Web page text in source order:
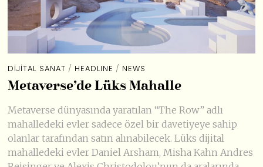
DIJITAL SANAT / HEADLINE / NEWS
Metaverse’de Lüks Mahalle
Metaverse dünyasında yaratılan “The Row” adlı
mahalledeki evler sadece özel bir davetiyeye sahip
olanlar tarafından satın alınabilecek. Lüks dijital
mahalledeki evler Daniel Arsham, Misha Kahn Andres